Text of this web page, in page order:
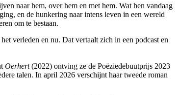
naar hem, over hem en met hem. Wat hen vandaag
en de hunkering naar intens leven in een wereld
om te bestaan.
verleden en nu. Dat vertaalt zich in een podcast en
Oerhert(2022) ontving ze de Poëziedebuutprijs 2023
talen. In april 2026 verschijnt haar tweede roman